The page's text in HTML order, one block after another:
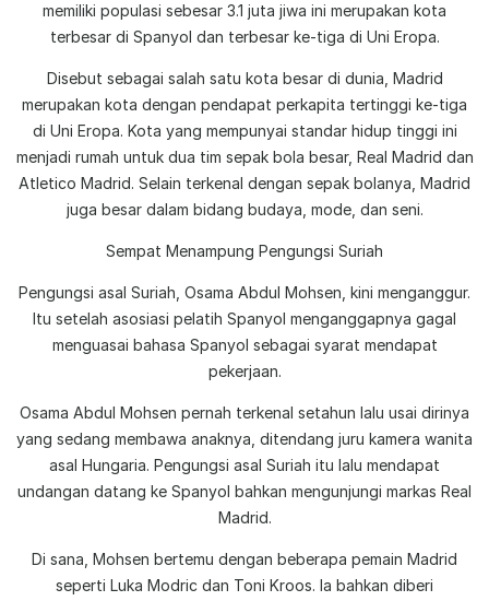
memiliki populasi sebesar 3.1 juta jiwa ini merupakan kota
terbesar di Spanyol dan terbesar ke-tiga di Uni Eropa.
Disebut sebagai salah satu kota besar di dunia, Madrid
merupakan kota dengan pendapat perkapita tertinggi ke-tiga
di Uni Eropa. Kota yang mempunyai standar hidup tinggi ini
menjadi rumah untuk dua tim sepak bola besar, Real Madrid dan
Atletico Madrid. Selain terkenal dengan sepak bolanya, Madrid
juga besar dalam bidang budaya, mode, dan seni.
Sempat Menampung Pengungsi Suriah
Pengungsi asal Suriah, Osama Abdul Mohsen, kini menganggur.
Itu setelah asosiasi pelatih Spanyol menganggapnya gagal
menguasai bahasa Spanyol sebagai syarat mendapat
pekerjaan.
Osama Abdul Mohsen pernah terkenal setahun lalu usai dirinya
yang sedang membawa anaknya, ditendang juru kamera wanita
asal Hungaria. Pengungsi asal Suriah itu lalu mendapat
undangan datang ke Spanyol bahkan mengunjungi markas Real
Madrid.
Di sana, Mohsen bertemu dengan beberapa pemain Madrid
seperti Luka Modric dan Toni Kroos. Ia bahkan diberi